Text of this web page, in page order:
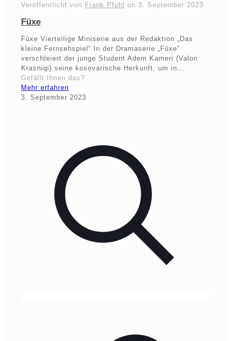
Veröffentlicht von Frank Pfuhl on 3. September 2023
Füxe
Füxe Vierteilige Miniserie aus der Redaktion „Das
kleine Fernsehspiel“ In der Dramaserie „Füxe“
verschleiert der junge Student Adem Kameri (Valon
Krasniqi) seine kosovarische Herkunft, um in…
Gefällt Ihnen das?
Mehr erfahren
3. September 2023